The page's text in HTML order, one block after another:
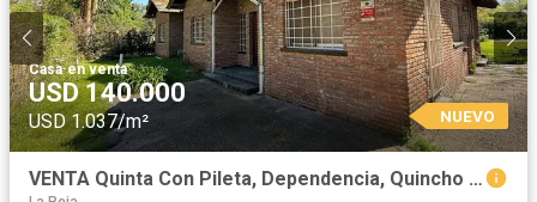
Casa·en venta
USD 140.000
USD 1.037/m² NUEVO
VENTA Quinta Con Pileta, Dependencia, Quincho con Parrilla y Galería - La Reja Sur